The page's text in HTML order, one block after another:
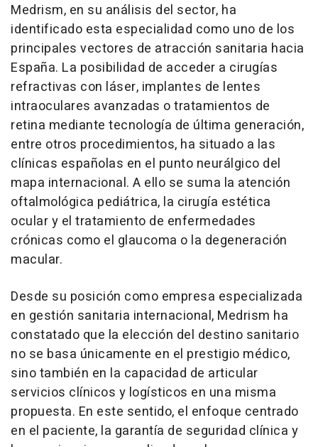
Medrism, en su análisis del sector, ha
identificado esta especialidad como uno de los
principales vectores de atracción sanitaria hacia
España. La posibilidad de acceder a cirugías
refractivas con láser, implantes de lentes
intraoculares avanzadas o tratamientos de
retina mediante tecnología de última generación,
entre otros procedimientos, ha situado a las
clínicas españolas en el punto neurálgico del
mapa internacional. A ello se suma la atención
oftalmológica pediátrica, la cirugía estética
ocular y el tratamiento de enfermedades
crónicas como el glaucoma o la degeneración
macular.
Desde su posición como empresa especializada
en gestión sanitaria internacional, Medrism ha
constatado que la elección del destino sanitario
no se basa únicamente en el prestigio médico,
sino también en la capacidad de articular
servicios clínicos y logísticos en una misma
propuesta. En este sentido, el enfoque centrado
en el paciente, la garantía de seguridad clínica y